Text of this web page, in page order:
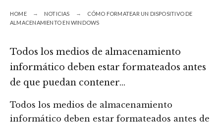
HOME NOTICIAS
CÓMO FORMATEAR UN DISPOSITIVO DE
ALMACENAMIENTO EN WINDOWS
Todos los medios de almacenamiento
informático deben estar formateados antes
de que puedan contener…
Todos los medios de almacenamiento
informático deben estar formateados antes de